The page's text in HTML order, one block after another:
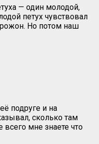
— один молодой,
петух чувствовал
рожон. Но потом наш
подруге и на
сколько там
мне знаете что